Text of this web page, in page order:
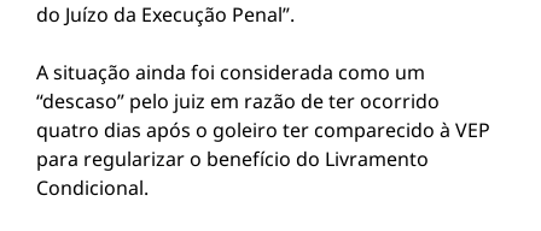
do Juízo da Execução Penal”.
A situação ainda foi considerada como um
“descaso” pelo juiz em razão de ter ocorrido
quatro dias após o goleiro ter comparecido à VEP
para regularizar o benefício do Livramento
Condicional.